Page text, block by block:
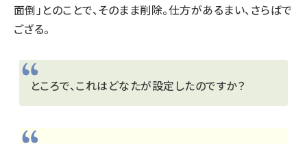
面倒」とのことで、そのまま削除。仕方があるまい、さらばで
ござる。
ところで、これはどなたが設定したのですか？